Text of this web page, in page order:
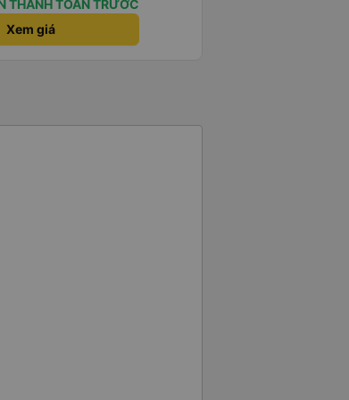
THANH TOÁN TRƯỚC
Xem giá